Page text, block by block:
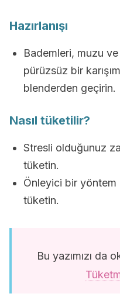
Hazırlanışı
Bademleri, muzu
pürüzsüz bir
blenderden geçirin.
Nasıl tüketilir?
Stresli olduğunuz
tüketin.
Önleyici bir
tüketin.
Bu yazımızı da